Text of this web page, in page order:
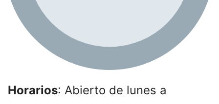
Horarios: Abierto de lunes a